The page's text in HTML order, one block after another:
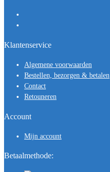
Klantenservice
Algemene voorwaarden
Bestellen, bezorgen & betalen
Contact
Retouneren
Account
Mijn account
Betaalmethode: